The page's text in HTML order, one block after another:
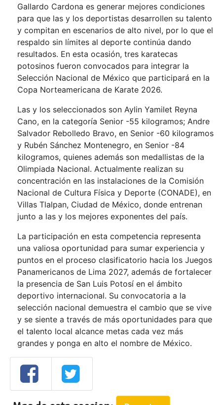
Gallardo Cardona es generar mejores condiciones
para que las y los deportistas desarrollen su talento
y compitan en escenarios de alto nivel, por lo que el
respaldo sin límites al deporte continúa dando
resultados. En esta ocasión, tres karatecas
potosinos fueron convocados para integrar la
Selección Nacional de México que participará en la
Copa Norteamericana de Karate 2026.
Las y los seleccionados son Aylin Yamilet Reyna
Cano, en la categoría Senior -55 kilogramos; Andre
Salvador Rebolledo Bravo, en Senior -60 kilogramos
y Rubén Sánchez Montenegro, en Senior -84
kilogramos, quienes además son medallistas de la
Olimpiada Nacional. Actualmente realizan su
concentración en las instalaciones de la Comisión
Nacional de Cultura Física y Deporte (CONADE), en
Villas Tlalpan, Ciudad de México, donde entrenan
junto a las y los mejores exponentes del país.
La participación en esta competencia representa
una valiosa oportunidad para sumar experiencia y
puntos en el proceso clasificatorio hacia los Juegos
Panamericanos de Lima 2027, además de fortalecer
la presencia de San Luis Potosí en el ámbito
deportivo internacional. Su convocatoria a la
selección nacional demuestra el cambio que se vive
y se siente a través de más oportunidades para que
el talento local alcance metas cada vez más
grandes y ponga en alto el nombre de México.